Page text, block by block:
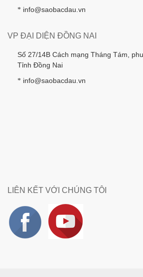
* info@saobacdau.vn
VP ĐẠI DIỆN ĐỒNG NAI
Số 27/14B Cách mạng Tháng Tám,
Tỉnh Đồng Nai
* info@saobacdau.vn
LIÊN KẾT VỚI CHÚNG TÔI